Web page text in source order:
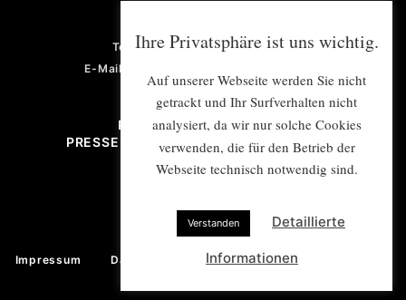
Telefon: +49 (0) 201 922 77 67
E-Mail: violetta.vonderheydt@e-mex.de
PROJEKTMANAGEMENT/
PRESSE- UND ÖFFENTLICHKEITSARBEIT
Impressum Datenschutz Copyright © E-MEX e.V. 2026
Ihre Privatsphäre ist uns wichtig.
Auf unserer Webseite werden Sie nicht
getrackt und Ihr Surfverhalten nicht
analysiert, da wir nur solche Cookies
verwenden, die für den Betrieb der
Webseite technisch notwendig sind.
Verstanden Detaillierte
Informationen